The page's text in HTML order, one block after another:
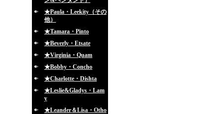
★Paula・Leekity（その
他）
★Tamara・Pinto
★Beverly・Etsate
★Virginia・Quam
★Bobby・Concho
★Charlotte・Dishta
★Leslie&Gladys・Lam
y
★Leander＆Lisa・Otho